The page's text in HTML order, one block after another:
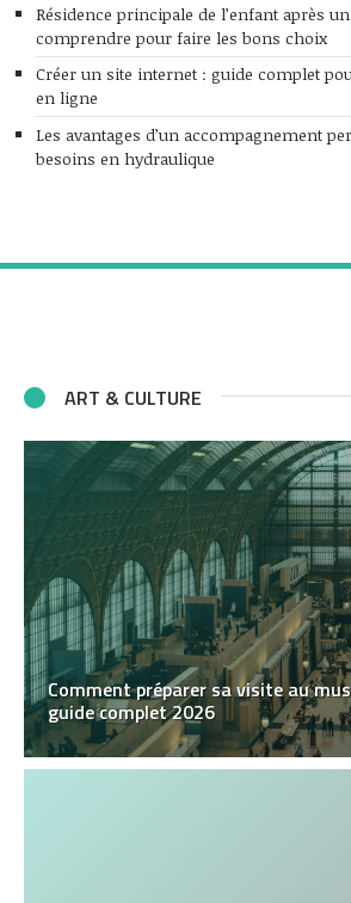
Résidence principale de l’enfant après
comprendre pour faire les bons choix
Créer un site internet : guide complet
en ligne
Les avantages d’un accompagnement
besoins en hydraulique
ART & CULTURE
Comment préparer sa visite au
guide complet 2026